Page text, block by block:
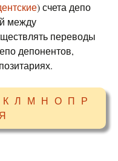
) счета депо
между
переводы
депонентов,
К Л М Н О П Р
Я